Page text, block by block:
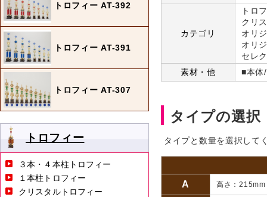
カテゴリ
トロ
クリ
オリ
オリ
セレ
素材・他
■本体
タイプの選択
タイプと数量を選択して
A 高さ：
トロフィー AT-392
トロフィー AT-391
トロフィー AT-307
トロフィー
３本・４本柱トロフィー
１本柱トロフィー
クリスタルトロフィー